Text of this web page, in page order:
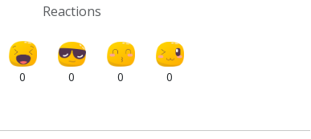
Reactions
0 0 0 0